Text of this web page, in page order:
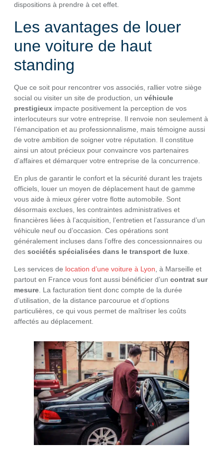
dispositions à prendre à cet effet.
Les avantages de louer
une voiture de haut
standing
Que ce soit pour rencontrer vos associés, rallier votre siège
social ou visiter un site de production, un véhicule
prestigieux impacte positivement la perception de vos
interlocuteurs sur votre entreprise. Il renvoie non seulement à
l’émancipation et au professionnalisme, mais témoigne aussi
de votre ambition de soigner votre réputation. Il constitue
ainsi un atout précieux pour convaincre vos partenaires
d’affaires et démarquer votre entreprise de la concurrence.
En plus de garantir le confort et la sécurité durant les trajets
officiels, louer un moyen de déplacement haut de gamme
vous aide à mieux gérer votre flotte automobile. Sont
désormais exclues, les contraintes administratives et
financières liées à l’acquisition, l’entretien et l’assurance d’un
véhicule neuf ou d’occasion. Ces opérations sont
généralement incluses dans l’offre des concessionnaires ou
des sociétés spécialisées dans le transport de luxe
Les services de location d’une voiture à Lyon, à Marseille et
partout en France vous font aussi bénéficier d’un contrat sur
mesure. La facturation tient donc compte de la durée
d’utilisation, de la distance parcourue et d’options
particulières, ce qui vous permet de maîtriser les coûts
affectés au déplacement.